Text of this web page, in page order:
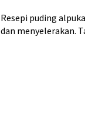
Resepi puding
dan menyelerakan.